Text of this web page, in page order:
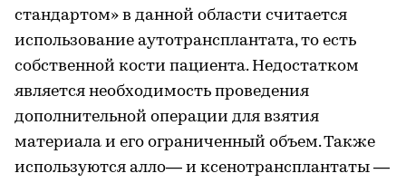
стандартом» в данной области считается
использование аутотрансплантата, то есть
собственной кости пациента. Недостатком
является необходимость проведения
дополнительной операции для взятия
материала и его ограниченный объем. Также
используются алло— и ксенотрансплантаты —